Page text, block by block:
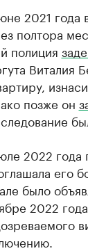
2021 года
полтора
полиция
Виталия
позже он
2022 года
его
было
2022